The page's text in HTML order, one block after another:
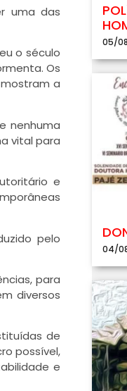
uma das
o século
Os
a
nenhuma
vital para
e
pelo
para
diversos
de
possível,
e
05/
04/